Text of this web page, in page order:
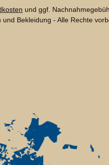
und ggf.
Bekleidung - Alle Rechte